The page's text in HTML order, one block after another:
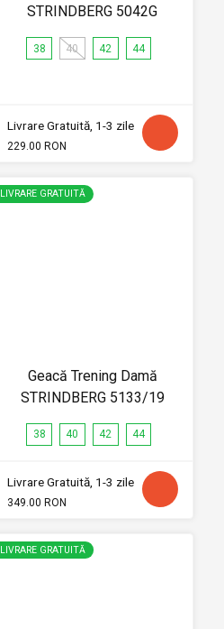
STRINDBERG 5042G
38 40 42 44
Livrare Gratuită, 1-3 zile
229.00 RON
LIVRARE GRATUITĂ
Geacă Trening Damă
STRINDBERG 5133/19
38 40 42 44
Livrare Gratuită, 1-3 zile
349.00 RON
LIVRARE GRATUITĂ